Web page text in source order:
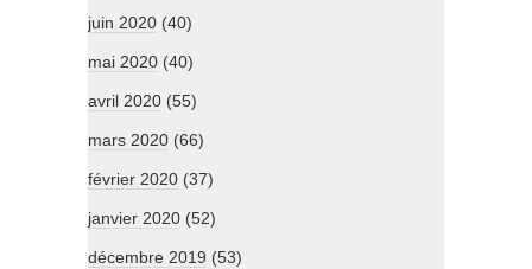
juin 2020 (40)
mai 2020 (40)
avril 2020 (55)
mars 2020 (66)
février 2020 (37)
janvier 2020 (52)
décembre 2019 (53)